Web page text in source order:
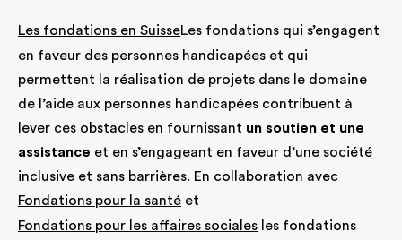
Les fondations en SuisseLes fondations qui s’engagent
en faveur des personnes handicapées et qui
permettent la réalisation de projets dans le domaine
de l’aide aux personnes handicapées contribuent à
lever ces obstacles en fournissant un soutien et une
assistance et en s’engageant en faveur d’une société
inclusive et sans barrières. En collaboration avec
Fondations pour la santé et
Fondations pour les affaires sociales les fondations